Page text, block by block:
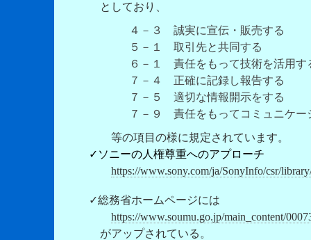
としており、
４－３ 誠実に宣伝・販売する
５－１ 取引先と共同する
６－１ 責任をもって技術を活用す
７－４ 正確に記録し報告する
７－５ 適切な情報開示をする
７－９ 責任をもってコミュニケー
等の項目の様に規定されています。
✓ソニーの人権尊重へのアプローチ
https://www.sony.com/ja/SonyInfo/csr/
✓総務省ホームページには
https://www.soumu.go.jp/main_content/
がアップされている。